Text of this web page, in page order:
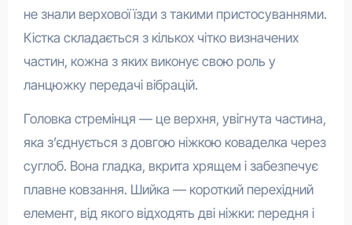
не знали верхової їзди з такими пристосуваннями.
Кістка складається з кількох чітко визначених
частин, кожна з яких виконує свою роль у
ланцюжку передачі вібрацій.
Головка стремінця — це верхня, увігнута частина,
яка з’єднується з довгою ніжкою коваделка через
суглоб. Вона гладка, вкрита хрящем і забезпечує
плавне ковзання. Шийка — короткий перехідний
елемент, від якого відходять дві ніжки: передня і